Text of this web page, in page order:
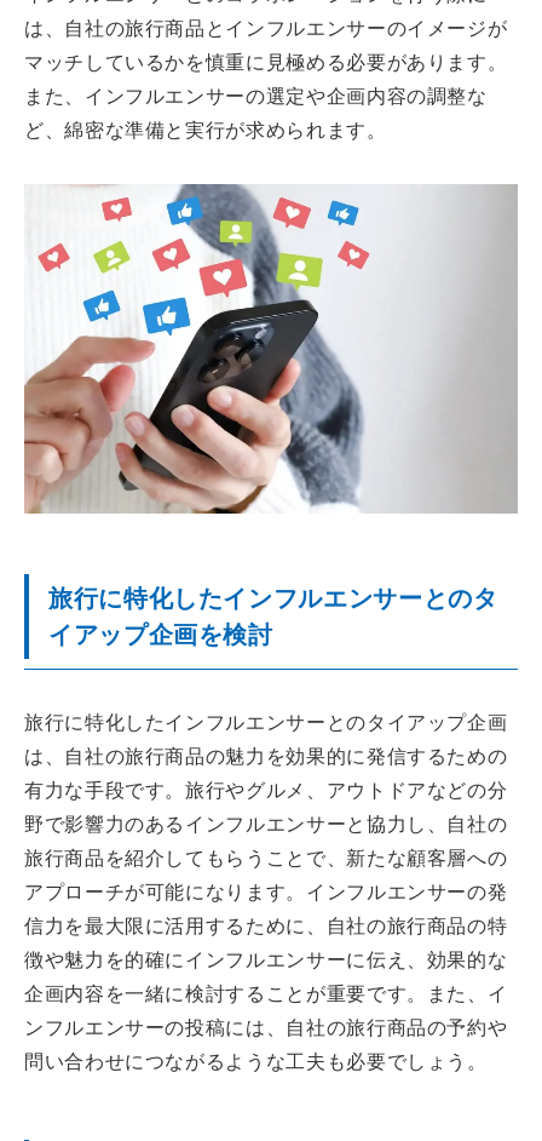
は、自社の旅行商品とインフルエンサーのイメージが
マッチしているかを慎重に見極める必要があります。
また、インフルエンサーの選定や企画内容の調整な
ど、綿密な準備と実行が求められます。
旅行に特化したインフルエンサーとのタ
イアップ企画を検討
旅行に特化したインフルエンサーとのタイアップ企画
は、自社の旅行商品の魅力を効果的に発信するための
有力な手段です。旅行やグルメ、アウトドアなどの分
野で影響力のあるインフルエンサーと協力し、自社の
旅行商品を紹介してもらうことで、新たな顧客層への
アプローチが可能になります。インフルエンサーの発
信力を最大限に活用するために、自社の旅行商品の特
徴や魅力を的確にインフルエンサーに伝え、効果的な
企画内容を一緒に検討することが重要です。また、イ
ンフルエンサーの投稿には、自社の旅行商品の予約や
問い合わせにつながるような工夫も必要でしょう。